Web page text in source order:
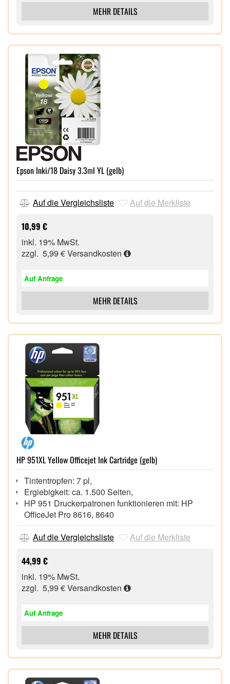
MEHR DETAILS
Epson Inki/18 Daisy 3.3ml YL (gelb)
Auf die Vergleichsliste Auf die Merkliste
10,99 €
inkl. 19% MwSt.
zzgl. 5,99 €Versandkosten
Auf Anfrage
MEHR DETAILS
HP 951XL Yellow Officejet Ink Cartridge (gelb)
Tintentropfen: 7 pl,
Ergiebigkeit: ca. 1.500 Seiten,
HP 951 Druckerpatronen funktionieren mit: HP
OfficeJet Pro 8616, 8640
Auf die Vergleichsliste
Auf die Merkliste
44,99 €
inkl. 19% MwSt.
zzgl. 5,99 €Versandkosten
Auf Anfrage
MEHR DETAILS